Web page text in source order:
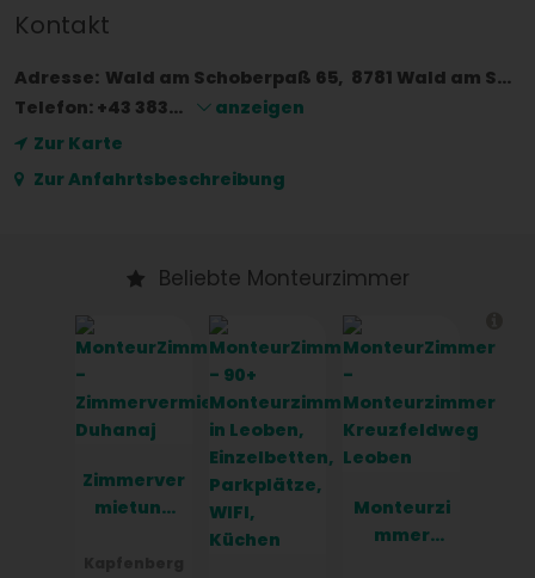
Kontakt
Adresse: Wald am Schoberpaß 65 8781 Wald am Schoberpaß
Telefon: +43 383...
anzeigen
Zur Karte
Zur Anfahrtsbeschreibung
Beliebte Monteurzimmer
Zimmerver
mietung
Monteurzi
mmer